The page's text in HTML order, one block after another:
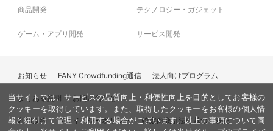
商品開発 テクノロジー・ガジェット
ゲーム・アプリ開発 サービス開発
お知らせ FANY Crowdfunding通信 法人向けプログラム
よくある質問 お問い合わせ
利用規約 プライバシーポリシー 特定商取引法に基づく表記
当サイトでは、サービスの品質向上・利便性向上を目的としてお客様の
クッキーを取得しています。また、取得したクッキーをお客様の個人情
報と紐付けて管理・利用する場合がございます。以上の事項について同